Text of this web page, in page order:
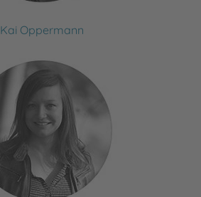
Kai Oppermann